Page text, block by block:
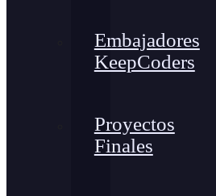
Embajadores
KeepCoders
Proyectos
Finales